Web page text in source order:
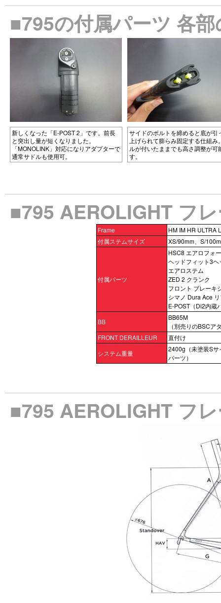
■795の付属パーツ 各
新しくなった「E-POST 2」です。前長
と突出し量が短くなりました。
「MONOLINK」対応になりアダプターで
通常サドルも使用可。
サイドのボルトを締めると底が引
上げられて膨らみ固定する仕組み
ルが付いたままでも高さ調整が可
す。
■795 AEROLIGHT フ
Frame
HM IM HR ULTRA
付属ステムサイズ
XS/90mm、S/
付属パーツ
HSC8 エアロフォ
ヘッドフィット3ヘ
エアロステム
ZED 2 クランク
フロント ブレーキ
シマノ Dura Ace
E-POST（Di2内蔵
BB
BB65M
（別売りのBSCア
FRONT DERAILLEUR
直付け
システム重量
2400g（未塗装Sサ
パーツ）
■795 AEROLIGHT フ